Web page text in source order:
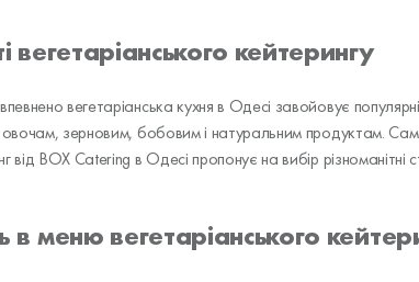
вегетаріанського кейтерингу
вегетаріанська кухня в Одесі завойовує
овочам, зерновим, бобовим і натуральним продуктам.
від BOX Catering в Одесі пропонує на вибір
меню вегетаріанського